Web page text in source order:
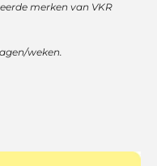
merken van VKR
weken.